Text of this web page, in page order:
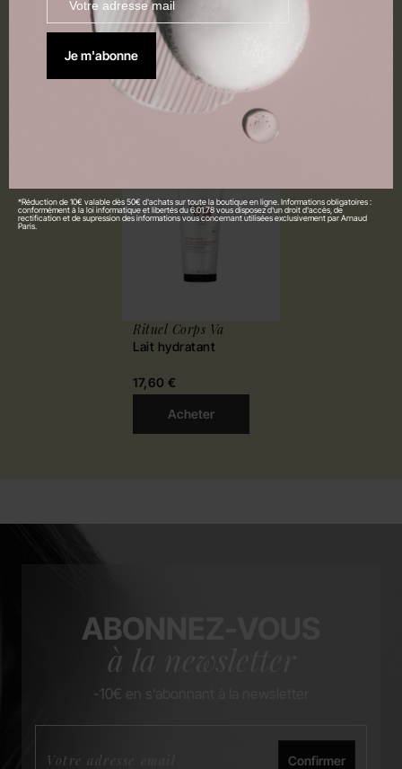
réparateur laisse un voile de douceur sur la
peau. Ses notes chaudes de vanille,
délicieusement addictives en ont fait un soin
iconique !
Rituel Corps Va
Lait hydratant
17,60 €
Acheter
ABONNEZ-VOUS
à la newsletter
-10€ en s’abonnant à la newsletter
Confirmer
Je m'abonne
*Réduction de 10€ valable dès 50€ d'achats sur toute la boutique en ligne. Informations obligatoires :
conformément à la loi informatique et libertés du 6.01.78 vous disposez d'un droit d'accès, de
rectification et de supression des informations vous concernant utilisées exclusivement par Arnaud
Paris.